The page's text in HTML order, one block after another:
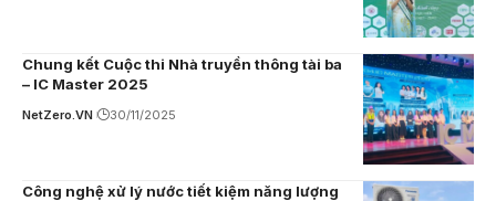
Chung kết Cuộc thi Nhà truyền thông tài ba
– IC Master 2025
NetZero.VN 30/11/2025
Công nghệ xử lý nước tiết kiệm năng lượng